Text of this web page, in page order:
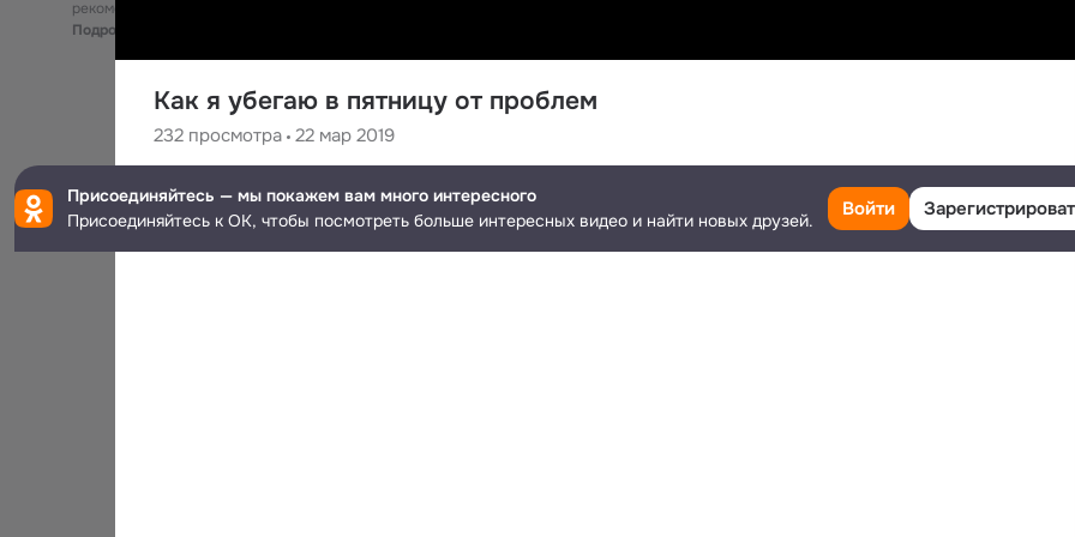
Как я убегаю в пятницу от проблем
232 просмотра 22 мар 2019
26 подписчиков
Поделиться Ещё
рекомендательные технологии
Подробнее
Присоединяйтесь — мы покажем вам много интересного
Присоединяйтесь к ОК, чтобы посмотреть больше интересных видео и найти новых друзей.
Войти